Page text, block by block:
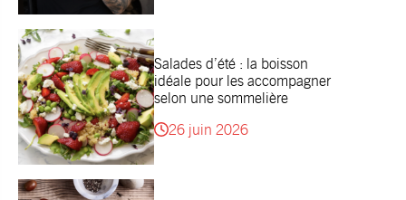
Salades d’été : la boisson
idéale pour les accompagner
selon une sommelière
26 juin 2026